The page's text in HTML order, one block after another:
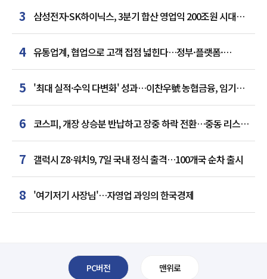
3
삼성전자·SK하이닉스, 3분기 합산 영업익 200조원 시대
여나…中 추격은 부담
4 유통업계, 협업으로 고객 접점 넓힌다…정부·플랫폼·
인플루언서와 맞손
5 '최대 실적·수익 다변화' 성과…이찬우號 농협금융, 임기
말년 성장 박차
6 코스피, 개장 상승분 반납하고 장중 하락 전환…중동 리스크·
美 경계감
7 갤럭시 Z8·워치9, 7일 국내 정식 출격…100개국 순차 출시
8 '여기저기 사장님'…자영업 과잉의 한국경제
PC버전 맨위로